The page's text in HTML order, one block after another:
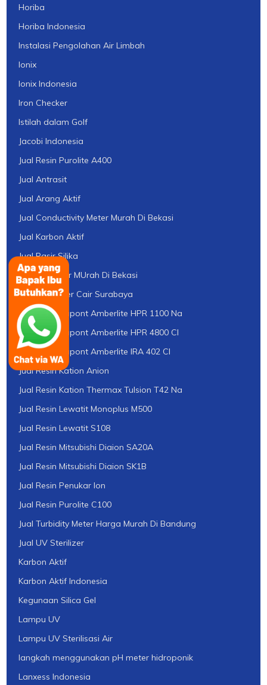
Horiba
Horiba Indonesia
Instalasi Pengolahan Air Limbah
Ionix
Ionix Indonesia
Iron Checker
Istilah dalam Golf
Jacobi Indonesia
Jual Resin Purolite A400
Jual Antrasit
Jual Arang Aktif
Jual Conductivity Meter Murah Di Bekasi
Jual Karbon Aktif
Jual Pasir Silika
Jual pH Meter MUrah Di Bekasi
Jual pH Tester Cair Surabaya
Jual Resin Dupont Amberlite HPR 1100 Na
Jual Resin Dupont Amberlite HPR 4800 Cl
Jual Resin Dupont Amberlite IRA 402 Cl
Jual Resin Kation Anion
Jual Resin Kation Thermax Tulsion T42 Na
Jual Resin Lewatit Monoplus M500
Jual Resin Lewatit S108
Jual Resin Mitsubishi Diaion SA20A
Jual Resin Mitsubishi Diaion SK1B
Jual Resin Penukar Ion
Jual Resin Purolite C100
Jual Turbidity Meter Harga Murah Di Bandung
Jual UV Sterilizer
Karbon Aktif
Karbon Aktif Indonesia
Kegunaan Silica Gel
Lampu UV
Lampu UV Sterilisasi Air
langkah menggunakan pH meter hidroponik
Lanxess Indonesia